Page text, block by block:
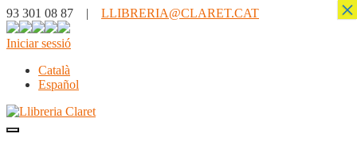
93 301 08 87 | LLIBRERIA@CLARET.CAT
Iniciar sessió
Català
Español
×